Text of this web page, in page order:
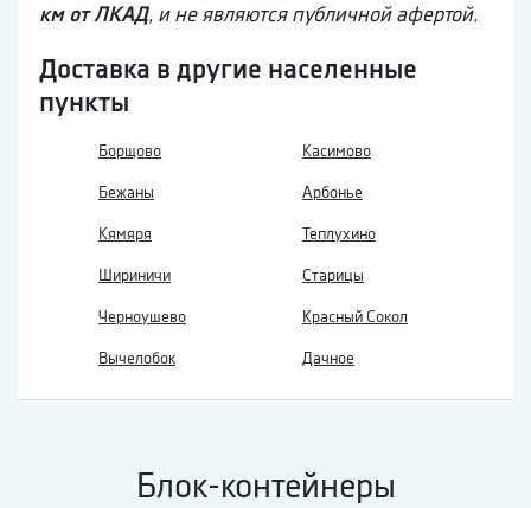
км от ЛКАД, и не являются публичной афертой.
Доставка в другие населенные
пункты
Борщово Касимово
Бежаны Арбонье
Кямяря Теплухино
Шириничи Старицы
Черноушево Красный Сокол
Вычелобок Дачное
Блок-контейнеры